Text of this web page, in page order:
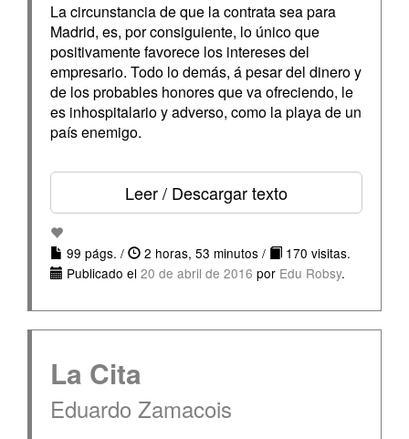
La circunstancia de que la contrata sea para
Madrid, es, por consiguiente, lo único que
positivamente favorece los intereses del
empresario. Todo lo demás, á pesar del dinero y
de los probables honores que va ofreciendo, le
es inhospitalario y adverso, como la playa de un
país enemigo.
Leer / Descargar texto
99 págs. / 2 horas, 53 minutos /
170 visitas.
Publicado el 20 de abril de 2016 por Edu Robsy.
La Cita
Eduardo Zamacois